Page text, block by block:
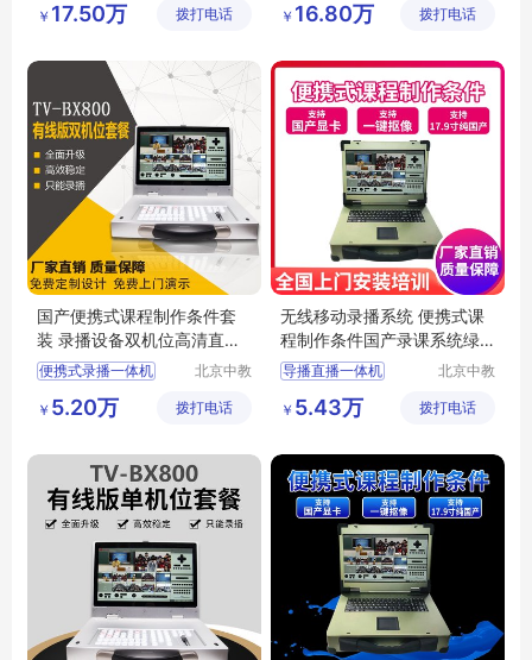
虚拟演播室制作
有限公司
￥ 17.50万 拨打电话
3d高清虚拟演播室系统
虚拟直播系统
有限公司
￥ 16.80万 拨打电话
国产便携式课程制作条件套
装 录播设备双机位高清直播
导播设备方案
便携式录播一体机
高清抠像系统
北京中教
有限公司
￥ 5.20万 拨打电话
无线移动录播系统 便携式课
程制作条件国产录课系统绿
色建设方案
导播直播一体机
直播录播一体机
移动录播设备
北京中教
有限公司
￥ 5.43万 拨打电话